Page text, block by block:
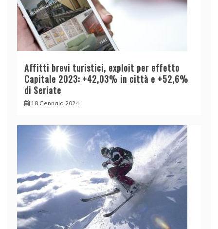
Affitti brevi turistici, exploit per effetto
Capitale 2023: +42,03% in città e +52,6%
di Seriate
18 Gennaio 2024